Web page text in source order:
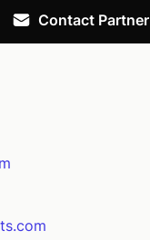
Contact Partner